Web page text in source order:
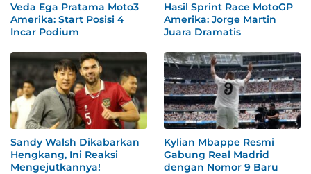
Veda Ega Pratama Moto3
Amerika: Start Posisi 4
Incar Podium
Hasil Sprint Race MotoGP
Amerika: Jorge Martin
Juara Dramatis
Sandy Walsh Dikabarkan
Hengkang, Ini Reaksi
Mengejutkannya!
Kylian Mbappe Resmi
Gabung Real Madrid
dengan Nomor 9 Baru